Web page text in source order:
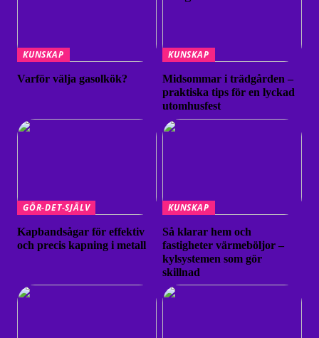
KUNSKAP
Varför välja gasolkök?
KUNSKAP
Midsommar i trädgården –
praktiska tips för en lyckad
utomhusfest
GÖR-DET-SJÄLV
Kapbandsågar för effektiv
och precis kapning i metall
KUNSKAP
Så klarar hem och
fastigheter värmeböljor –
kylsystemen som gör
skillnad